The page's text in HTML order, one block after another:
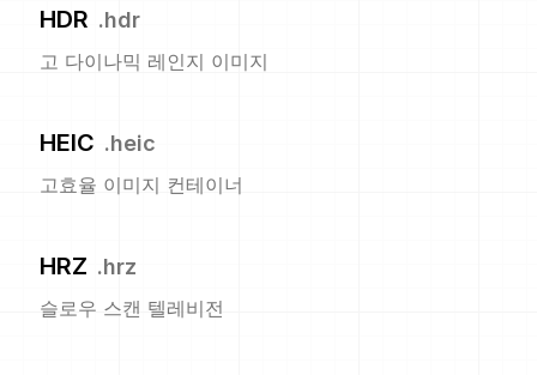
HDR .hdr
고 다이나믹 레인지 이미지
HEIC .heic
고효율 이미지 컨테이너
HRZ .hrz
슬로우 스캔 텔레비전